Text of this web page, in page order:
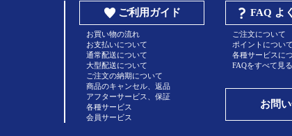
ご利用ガイド
お買い物の流れ
お支払いについて
通常配送について
大型配送について
ご注文の納期について
商品のキャンセル、返品
アフターサービス、保証
各種サービス
会員サービス
FAQ よ
ご注文について
ポイントについて
各種サービスに
FAQをすべて見る
お問